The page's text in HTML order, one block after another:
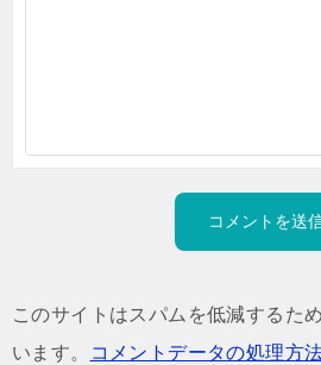
このサイトはスパムを低減するた
います。
コメントデータの処理方